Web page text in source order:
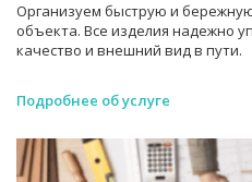
Организуем быструю и
объекта. Все изделия надежно
качество и внешний вид в пути.
Подробнее об услуге